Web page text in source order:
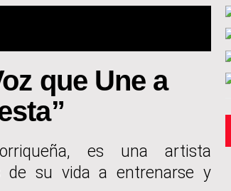
que Une a
es una artista
de su vida a entrenarse y